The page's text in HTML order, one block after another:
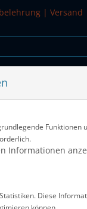
| Versand
Funktionen
Informationen
Diese